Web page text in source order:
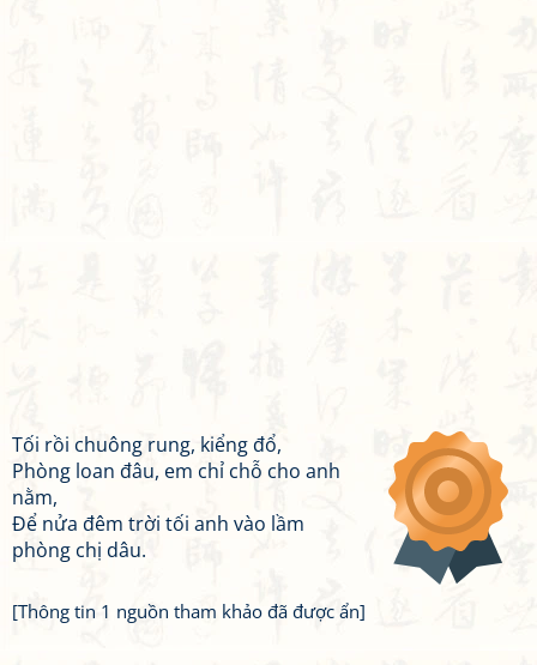
Tối rồi chuông rung, kiểng đổ,
Phòng loan đâu, em chỉ chỗ cho anh
nằm,
Để nửa đêm trời tối anh vào lầm
phòng chị dâu.
[Thông tin 1 nguồn tham khảo đã được ẩn]